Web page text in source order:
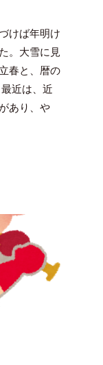
けば年明け
。大雪に見
春と、暦の
近は、近
あり、や